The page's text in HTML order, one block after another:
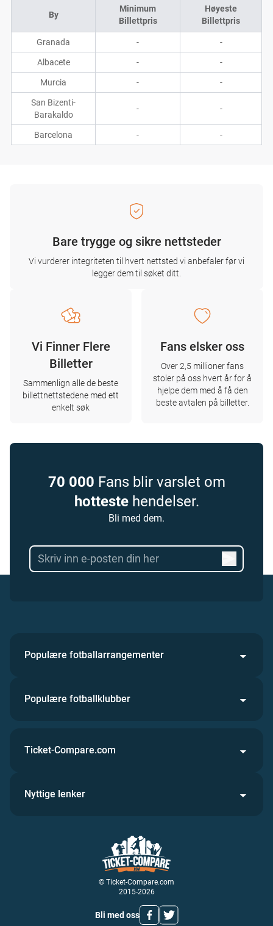
By
Minimum
Billettpris
Høyeste
Billettpris
Granada - -
Albacete - -
Murcia - -
San Bizenti-
Barakaldo
- -
Barcelona - -
Bare trygge og sikre nettsteder
Vi vurderer integriteten til hvert nettsted vi anbefaler før vi
legger dem til søket ditt.
Vi Finner Flere
Billetter
Sammenlign alle de beste
billettnettstedene med ett
enkelt søk
Fans elsker oss
Over 2,5 millioner fans
stoler på oss hvert år for å
hjelpe dem med å få den
beste avtalen på billetter.
70 000 Fans blir varslet om
hottestehendelser.
Bli med dem.
Populære fotballarrangementer
Populære fotballklubber
© Ticket-Compare.com
2015-2026
Bli med oss
Ticket-Compare.com
Nyttige lenker